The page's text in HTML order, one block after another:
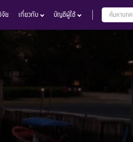
ย เกี่ยวกับ บัญชีผู้ใช้